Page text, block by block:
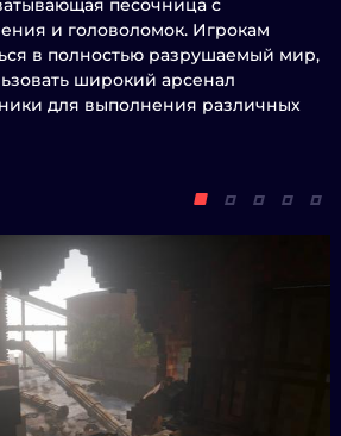
песочница с
и головоломок. Игрокам
в полностью разрушаемый мир,
широкий арсенал
для выполнения различных